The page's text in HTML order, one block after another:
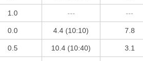
1.0 --- ---
0.0 4.4 (10:10) 7.8
0.5 10.4 (10:40) 3.1